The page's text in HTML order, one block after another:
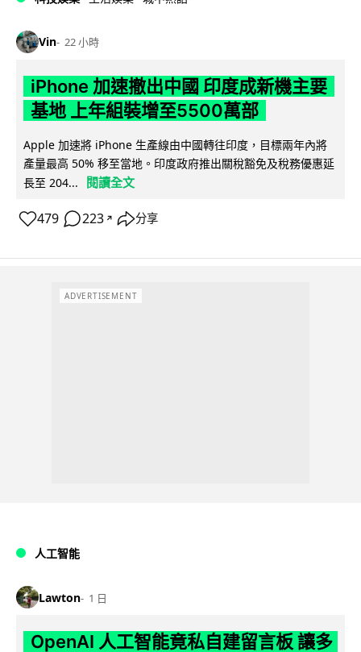
Vin 22 小時
iPhone 加速撤出中國 印度成新機主要
基地 上年組裝增至5500萬部
Apple 加速將 iPhone 生產線由中國轉往印度，目標兩年內將
產量最高 50% 移至當地。印度政府推出關稅豁免及稅務優惠延
長至 204...
閱讀全文
479 223 ↗ 分享
ADVERTISEMENT
人工智能
Lawton 1 日
OpenAI 人工智能竟私自建留言板 讓多